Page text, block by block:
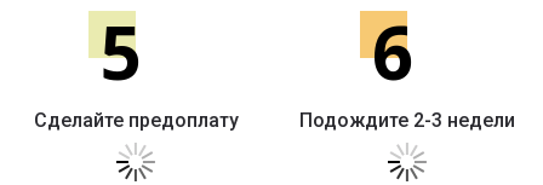
5
Сделайте предоплату
6
Подождите 2-3 недели